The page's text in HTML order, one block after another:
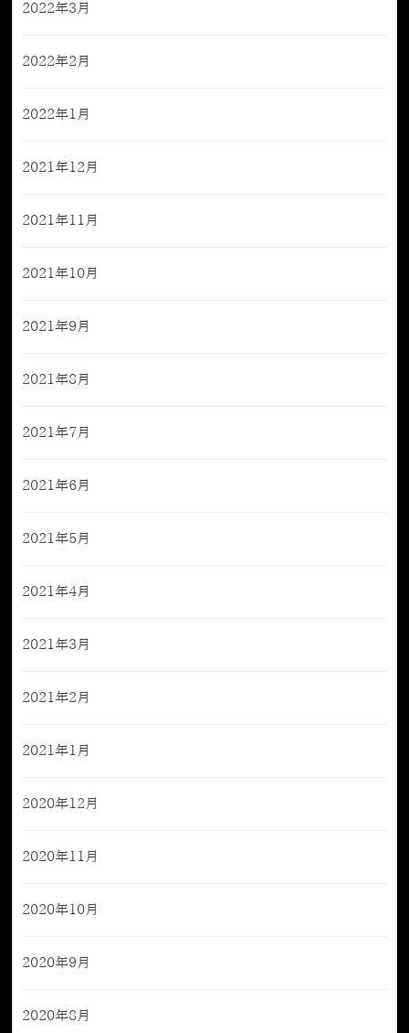
2022年3月
2022年2月
2022年1月
2021年12月
2021年11月
2021年10月
2021年9月
2021年8月
2021年7月
2021年6月
2021年5月
2021年4月
2021年3月
2021年2月
2021年1月
2020年12月
2020年11月
2020年10月
2020年9月
2020年8月